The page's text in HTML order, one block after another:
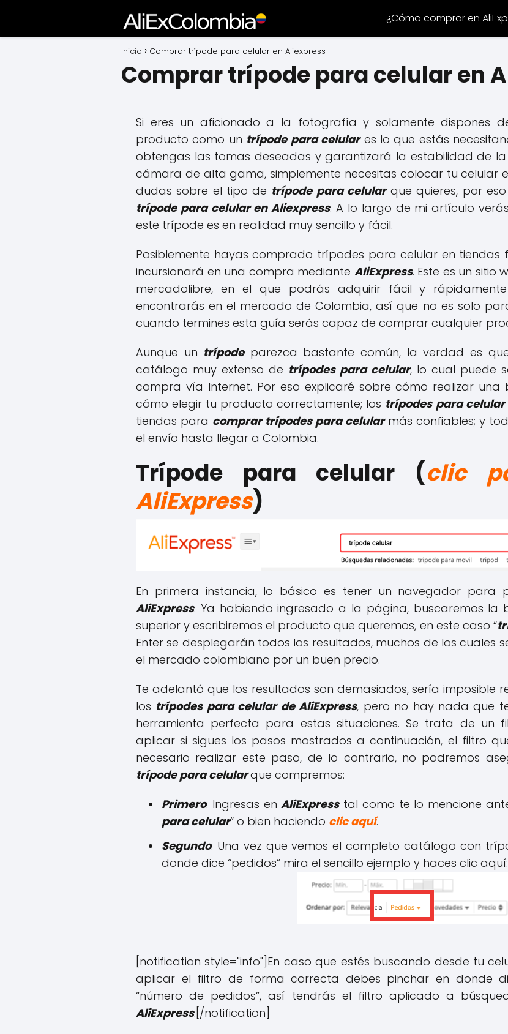
¿Cómo comprar en
Inicio Comprar trípode para celular en Aliexpress
Comprar trípode para celular en
Si eres un aficionado a la fotografía y solamente dispones
producto como un trípode para celulares lo que estás
obtengas las tomas deseadas y garantizará la estabilidad de la
cámara de alta gama, simplemente necesitas colocar tu celular
dudas sobre el tipo de trípode para celularque quieres, por
trípode para celular en Aliexpress. A lo largo de mi artículo
este trípode es en realidad muy sencillo y fácil.
Posiblemente hayas comprado trípodes para celular en tiendas
incursionará en una compra mediante AliExpress. Este es un sitio
mercadolibre, en el que podrás adquirir fácil y
encontrarás en el mercado de Colombia, así que no es solo
cuando termines esta guía serás capaz de comprar cualquier
Aunque un trípode parezca bastante común, la verdad es
catálogo muy extenso de trípodes para celular, lo cual puede
compra vía Internet. Por eso explicaré sobre cómo realizar una
cómo elegir tu producto correctamente; los trípodes para celular
tiendas para comprar trípodes para celular más confiables; y
el envío hasta llegar a Colombia.
Trípode para celular (clic
AliExpress)
En primera instancia, lo básico es tener un navegador
AliExpress. Ya habiendo ingresado a la página, buscaremos
superior y escribiremos el producto que queremos, en este caso “
Enter se desplegarán todos los resultados, muchos de los cuales
el mercado colombiano por un buen precio.
Te adelantó que los resultados son demasiados, sería imposible
los trípodes para celular de AliExpress, pero no hay nada que
herramienta perfecta para estas situaciones. Se trata de un
aplicar si sigues los pasos mostrados a continuación, el filtro
necesario realizar este paso, de lo contrario, no podremos
trípode para celularque compremos:
Primero: Ingresas enAliExpresstal como te lo mencione
para celular” o bien haciendo clic aquí.
Segundo: Una vez que vemos el completo catálogo con
donde dice “pedidos” mira el sencillo ejemplo y haces clic aquí:
[notification style="info"] En caso que estés buscando desde tu
aplicar el filtro de forma correcta debes pinchar en donde
“número de pedidos”, así tendrás el filtro aplicado a
AliExpress.[/notification]